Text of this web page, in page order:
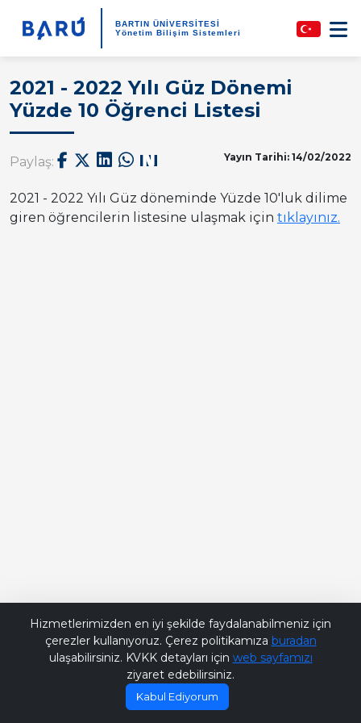
BARTIN ÜNİVERSİTESİ
Yönetim Bilişim Sistemleri
2021 - 2022 Yılı Güz Dönemi
Yüzde 10 Öğrenci Listesi
Paylaş: Yayın Tarihi: 14/02/2022
2021 - 2022 Yılı Güz döneminde Yüzde 10'luk dilime
giren öğrencilerin listesine ulaşmak için tıklayınız.
Hizmetlerimizden en iyi şekilde faydalanabilmeniz için
çerezler kullanıyoruz. Çerez politikamıza buradan
ulaşabilirsiniz. KVKK detayları için web sayfamızı
ziyaret edebilirsiniz.
Kabul Ediyorum
Bana Soru Sor | Ask Me